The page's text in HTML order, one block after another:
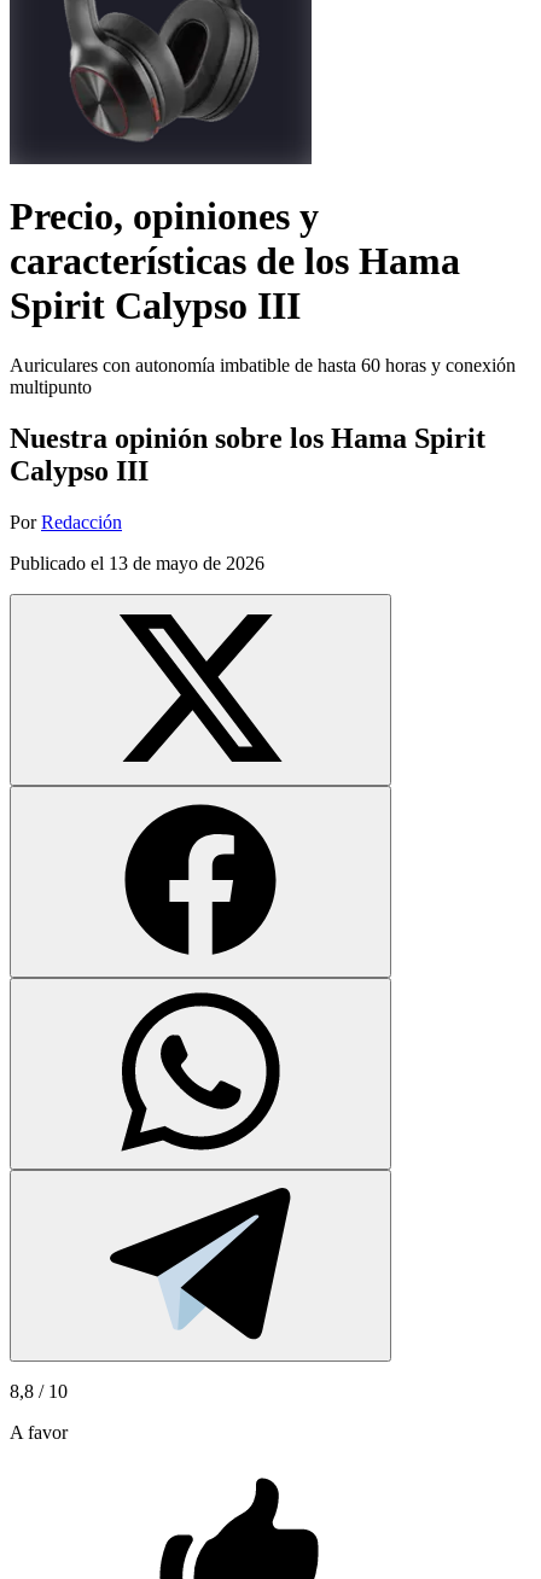
Precio, opiniones y
características de los Hama
Spirit Calypso III
Auriculares con autonomía imbatible de hasta 60 horas y conexión
multipunto
Nuestra opinión sobre los Hama Spirit
Calypso III
Por Redacción
Publicado el 13 de mayo de 2026
8,8 / 10
A favor